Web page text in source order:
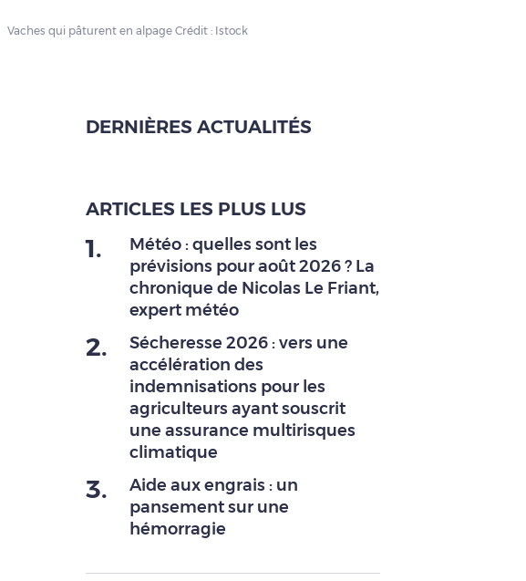
Vaches qui pâturent en alpage Crédit : Istock
DERNIÈRES ACTUALITÉS
ARTICLES LES PLUS LUS
1.
Météo : quelles sont les
prévisions pour août 2026 ? La
chronique de Nicolas Le Friant,
expert météo
2.
Sécheresse 2026 : vers une
accélération des
indemnisations pour les
agriculteurs ayant souscrit
une assurance multirisques
climatique
3.
Aide aux engrais : un
pansement sur une
hémorragie